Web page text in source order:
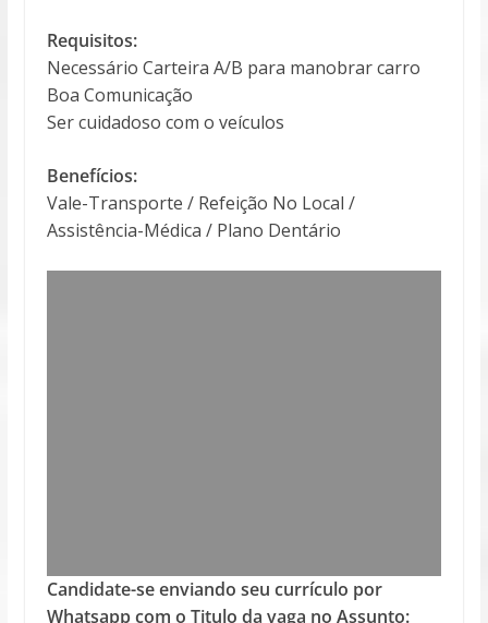
Requisitos:
Necessário Carteira A/B para manobrar carro
Boa Comunicação
Ser cuidadoso com o veículos
Benefícios:
Vale-Transporte / Refeição No Local /
Assistência-Médica / Plano Dentário
Candidate-se enviando seu currículo por
Whatsapp com o Titulo da vaga no Assunto: